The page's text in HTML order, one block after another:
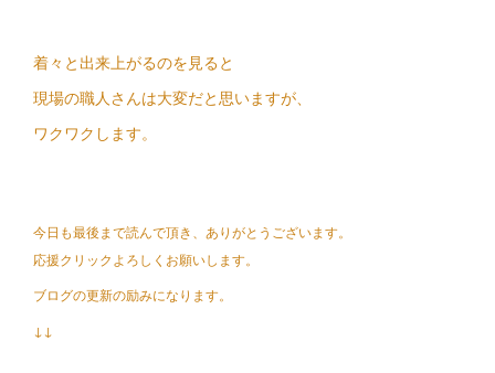
着々と出来上がるのを見ると
現場の職人さんは大変だと思いますが、
ワクワクします。
今日も最後まで読んで頂き、ありがとうございます。
応援クリックよろしくお願いします。
ブログの更新の励みになります。
↓↓